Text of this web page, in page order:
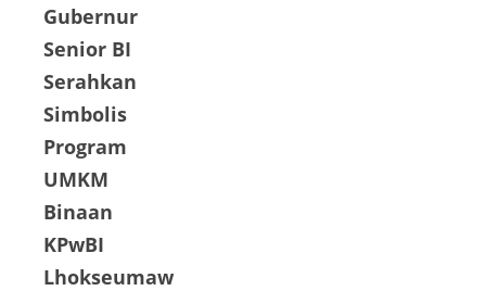
menyelenggara
kan Training of
Trainers (ToT)
Paham (CBP)
Rupiah kepada
guru
SMA/SMK.Kegia
tan Training
Gubernur
Senior BI
Serahkan
Simbolis
Program
UMKM
Binaan
KPwBI
Lhokseumaw